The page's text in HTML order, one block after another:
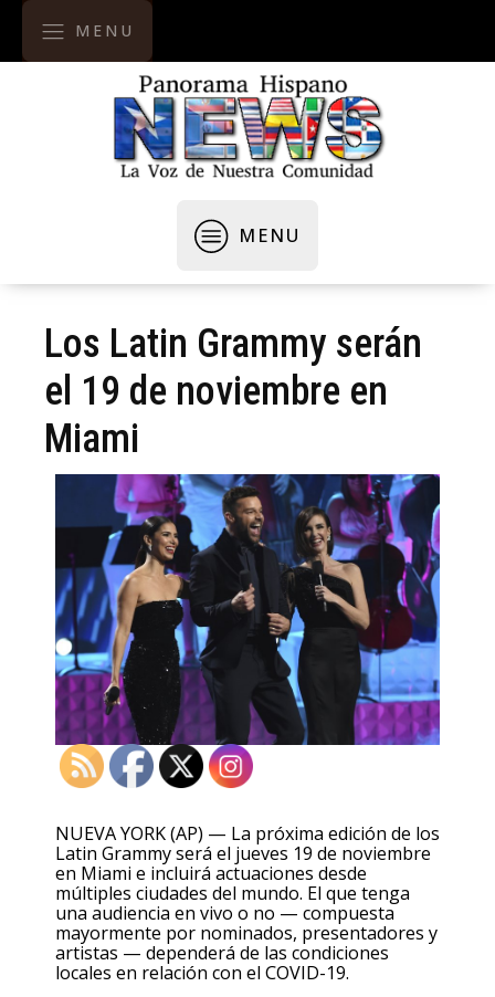
MENU
MENU
Los Latin Grammy serán
el 19 de noviembre en
Miami
NUEVA YORK (AP) — La próxima edición de los
Latin Grammy será el jueves 19 de noviembre
en Miami e incluirá actuaciones desde
múltiples ciudades del mundo. El que tenga
una audiencia en vivo o no — compuesta
mayormente por nominados, presentadores y
artistas — dependerá de las condiciones
locales en relación con el COVID-19.